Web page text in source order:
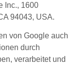
Inc., 1600
94043, USA.
von Google auch
durch
verarbeitet und